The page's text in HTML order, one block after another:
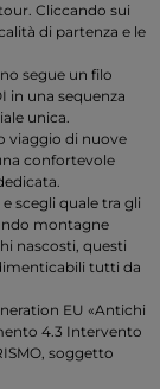
Cliccando sui
di partenza e le
segue un filo
in una sequenza
unica.
viaggio di nuove
confortevole
scegli quale tra gli
montagne
nascosti, questi
tutti da
EU «Antichi
4.3 Intervento
soggetto